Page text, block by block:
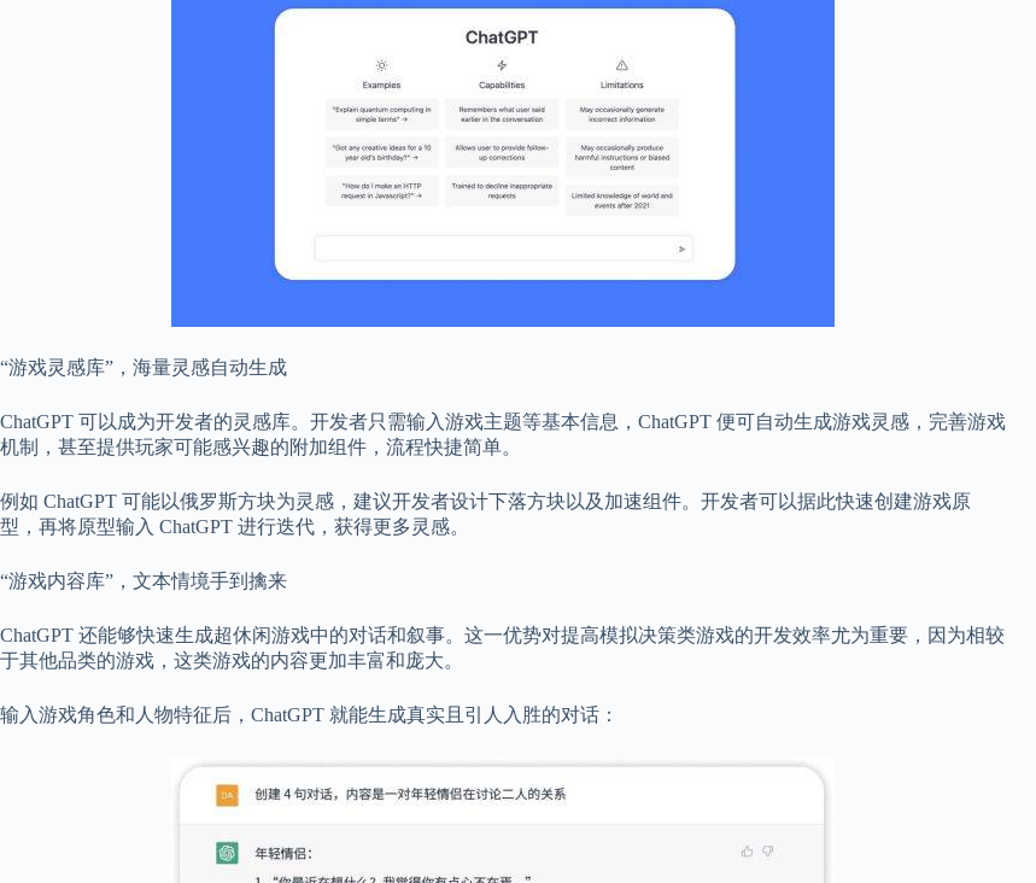
“游戏灵感库”，海量灵感自动生成
ChatGPT 可以成为开发者的灵感库。开发者只需输入游戏主题等基本信息，ChatGPT 便可自动生成游戏灵感，完善游戏
机制，甚至提供玩家可能感兴趣的附加组件，流程快捷简单。
例如 ChatGPT 可能以俄罗斯方块为灵感，建议开发者设计下落方块以及加速组件。开发者可以据此快速创建游戏原
型，再将原型输入 ChatGPT 进行迭代，获得更多灵感。
“游戏内容库”，文本情境手到擒来
ChatGPT 还能够快速生成超休闲游戏中的对话和叙事。这一优势对提高模拟决策类游戏的开发效率尤为重要，因为相较
于其他品类的游戏，这类游戏的内容更加丰富和庞大。
输入游戏角色和人物特征后，ChatGPT 就能生成真实且引人入胜的对话：